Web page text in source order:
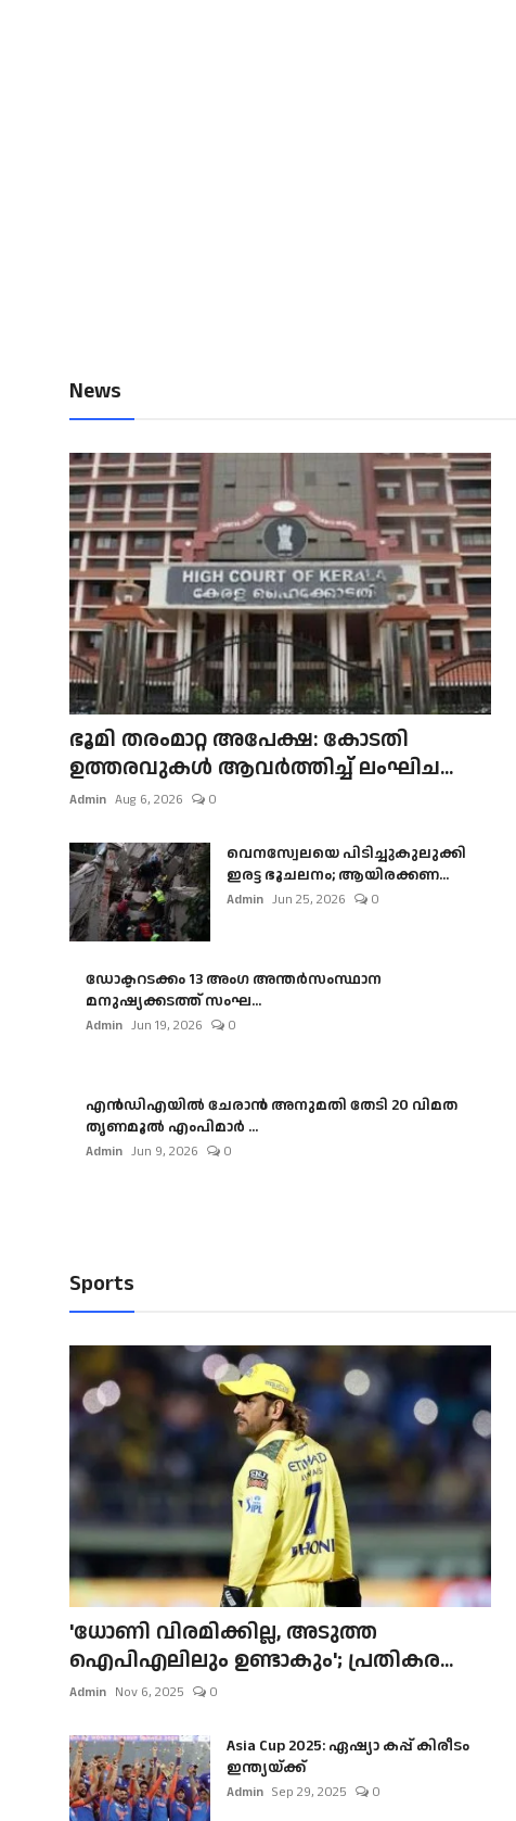
News
ഭൂമി തരംമാറ്റ അപേക്ഷ: കോടതി
ഉത്തരവുകൾ ആവർത്തിച്ച് ലംഘിച...
Admin Aug 6, 2026 0
വെനസ്വേലയെ പിടിച്ചുകുലുക്കി
ഇരട്ട ഭൂചലനം; ആയിരക്കണ...
Admin Jun 25, 2026 0
ഡോക്ടറടക്കം 13 അംഗ അന്തർസംസ്ഥാന
മനുഷ്യക്കടത്ത് സംഘ...
Admin Jun 19, 2026 0
എൻഡിഎയിൽ ചേരാൻ അനുമതി തേടി 20 വിമത
തൃണമൂൽ എംപിമാർ ...
Admin Jun 9, 2026 0
Sports
'ധോണി വിരമിക്കില്ല, അടുത്ത
ഐപിഎലിലും ഉണ്ടാകും'; പ്രതികര...
Admin Nov 6, 2025 0
Asia Cup 2025: ഏഷ്യാ കപ്പ് കിരീടം
ഇന്ത്യയ്ക്ക്
Admin Sep 29, 2025 0